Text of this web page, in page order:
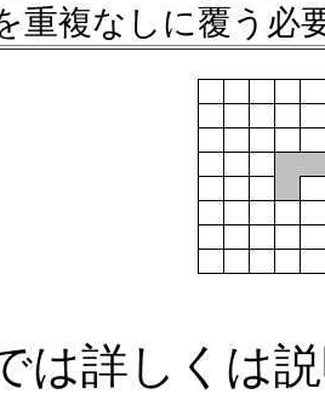
重複なしに覆う必
詳しくは